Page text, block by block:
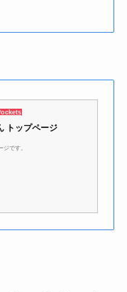
トップページ
ジです。